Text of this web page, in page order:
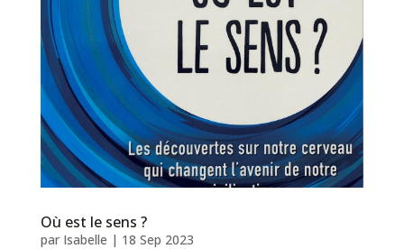
Où est le sens ?
par Isabelle | 18 Sep 2023